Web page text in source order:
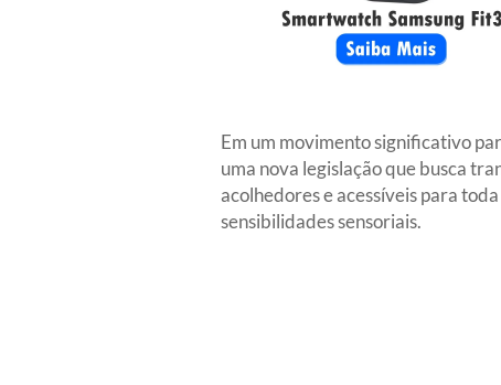
Em um movimento significativo
uma nova legislação que busca
acolhedores e acessíveis para
sensibilidades sensoriais.